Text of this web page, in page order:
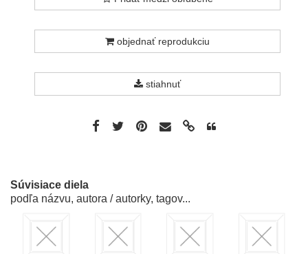
objednať reprodukciu
stiahnuť
Súvisiace diela
podľa názvu, autora / autorky, tagov...